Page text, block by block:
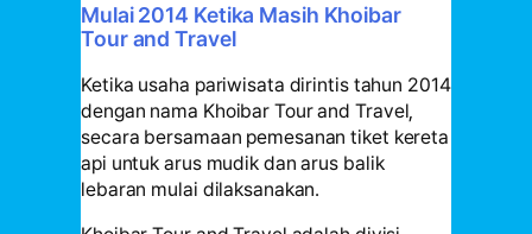
Mulai 2014 Ketika Masih Khoibar
Tour and Travel
Ketika usaha pariwisata dirintis tahun 2014
dengan nama Khoibar Tour and Travel,
secara bersamaan pemesanan tiket kereta
api untuk arus mudik dan arus balik
lebaran mulai dilaksanakan.